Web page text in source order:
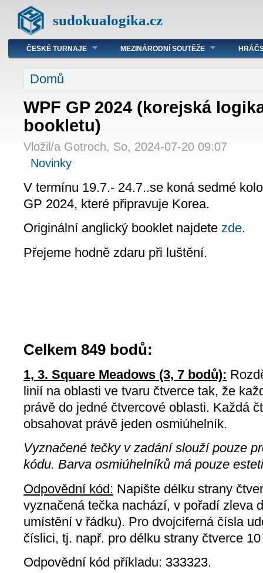
sudokualogika.cz
ČESKÉ TURNAJE MEZINÁRODNÍ SOUTĚŽE
Domů
WPF GP 2024 (korejská
bookletu)
Vložil/a Gotroch, So, 2024-07-20 09:07
Novinky
V termínu 19.7.- 24.7..se koná sedmé
GP 2024, které připravuje Korea.
Originální anglický booklet najdete zde.
Přejeme hodně zdaru při luštění.
Celkem 849 bodů:
1, 3. Square Meadows (3, 7 bodů):
linií na oblasti ve tvaru čtverce tak, že
právě do jedné čtvercové oblasti. Každá
obsahovat právě jeden osmiúhelník.
Vyznačené tečky v zadání slouží pouze
kódu. Barva osmiúhelníků má pouze
Odpovědní kód: Napište délku strany
vyznačená tečka nachází, v pořadí zleva
umístění v řádku). Pro dvojciferná čísla
číslici, tj. např. pro délku strany čtverce
Odpovědní kód příkladu: 333323.